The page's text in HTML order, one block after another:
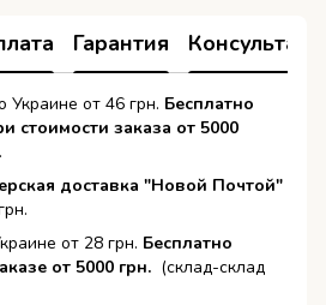
Гарантия
Украине от 46 грн. Бесплатно
стоимости заказа от 5000
доставка "Новой Почтой"
от 28 грн. Бесплатно
от 5000 грн. (склад-склад